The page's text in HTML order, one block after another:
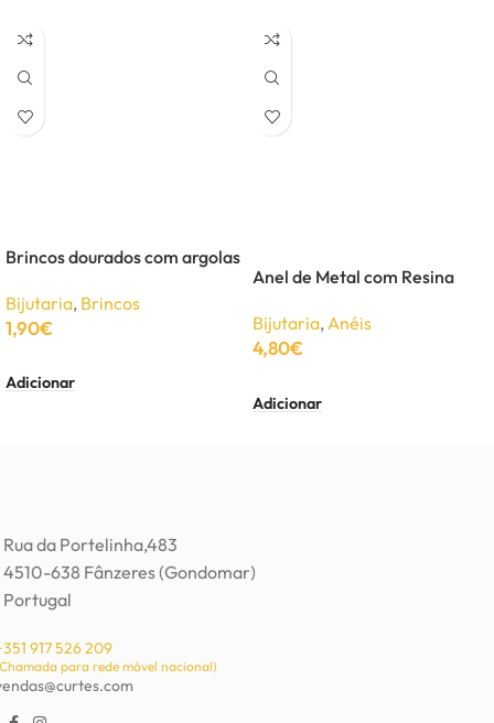
Brincos dourados com argolas
Bijutaria, Brincos
1,90€
Adicionar
Anel de Metal com Resina
Bijutaria,Anéis
4,80€
Adicionar
Rua da Portelinha,483
4510-638 Fânzeres (Gondomar)
Portugal
917 526 209
para rede móvel nacional)